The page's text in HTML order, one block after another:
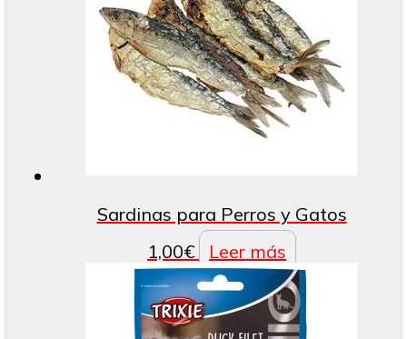
Sardinas para Perros y Gatos
1,00€ Leer más